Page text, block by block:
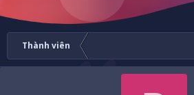
Thành viên